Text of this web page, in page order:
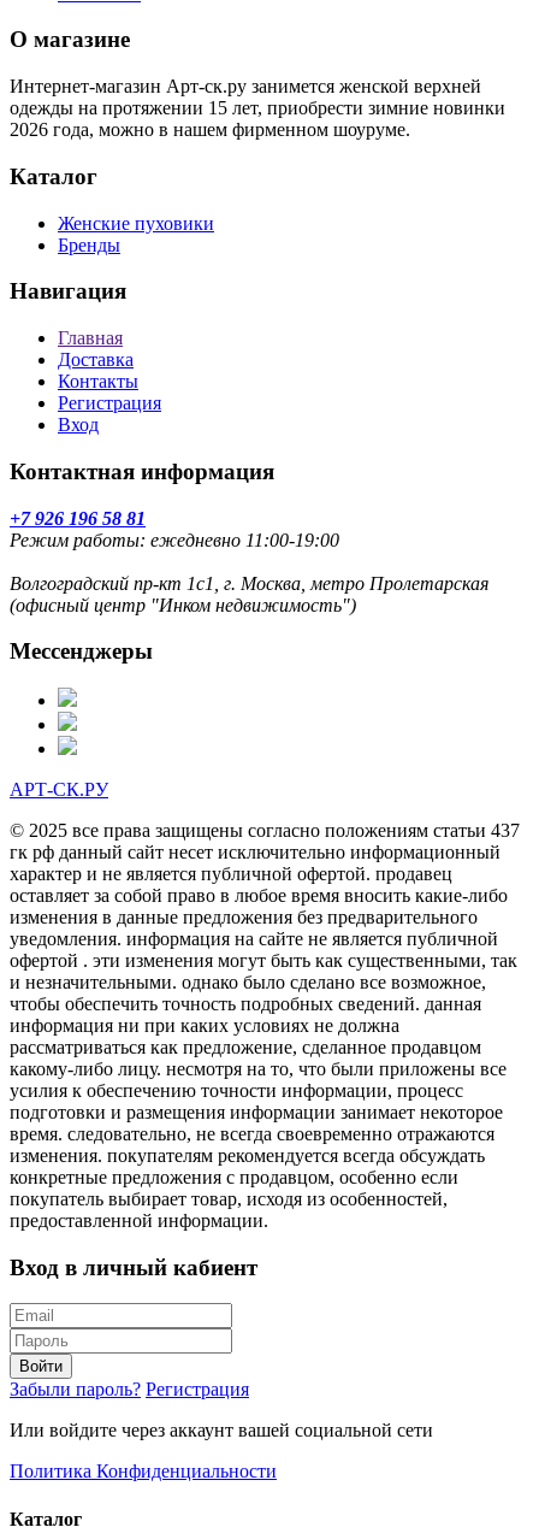
О магазине
Интернет-магазин Арт-ск.ру занимется женской верхней
одежды на протяжении 15 лет, приобрести зимние новинки
2026 года, можно в нашем фирменном шоуруме.
Каталог
Женские пуховики
Бренды
Навигация
Главная
Доставка
Контакты
Регистрация
Вход
Контактная информация
+7 926 196 58 81
Режим работы: ежедневно 11:00-19:00
Волгоградский пр-кт 1с1, г. Москва, метро Пролетарская
(офисный центр "Инком недвижимость")
Мессенджеры
АРТ-СК.РУ
© 2025 все права защищены согласно положениям статьи 437
гк рф данный сайт несет исключительно информационный
характер и не является публичной офертой. продавец
оставляет за собой право в любое время вносить какие-либо
изменения в данные предложения без предварительного
уведомления. информация на сайте не является публичной
офертой . эти изменения могут быть как существенными, так
и незначительными. однако было сделано все возможное,
чтобы обеспечить точность подробных сведений. данная
информация ни при каких условиях не должна
рассматриваться как предложение, сделанное продавцом
какому-либо лицу. несмотря на то, что были приложены все
усилия к обеспечению точности информации, процесс
подготовки и размещения информации занимает некоторое
время. следовательно, не всегда своевременно отражаются
изменения. покупателям рекомендуется всегда обсуждать
конкретные предложения с продавцом, особенно если
покупатель выбирает товар, исходя из особенностей,
предоставленной информации.
Вход в личный кабиент
Войти
Забыли пароль? Регистрация
Или войдите через аккаунт вашей социальной сети
Политика Конфиденциальности
Каталог